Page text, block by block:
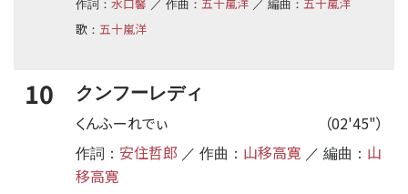
作詞： ／ 作曲： ／ 編曲：
歌 ： 五十嵐洋
10 クンフーレディ
（02'45"）
くんふーれでぃ
作詞： 安住哲郎 ／ 作曲： 山移高寛 ／ 編曲： 山
移高寛